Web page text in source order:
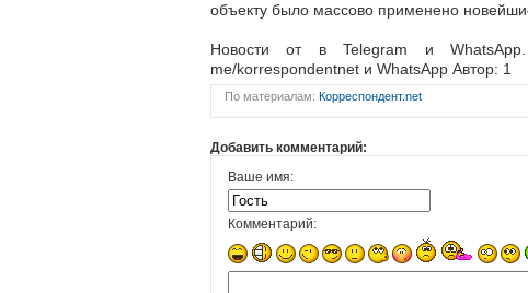
объекту было массово применено
Новости от в Telegram и
me/korrespondentnet и WhatsApp Автор: 1
По материалам: Корреспондент.net
Добавить комментарий:
Ваше имя:
Комментарий: